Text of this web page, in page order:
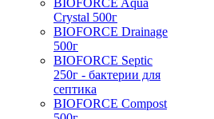
BIOFORCE Aqua
Crystal 500г
BIOFORCE Drainage
500г
BIOFORCE Septic
250г - бактерии для
септика
BIOFORCE Compost